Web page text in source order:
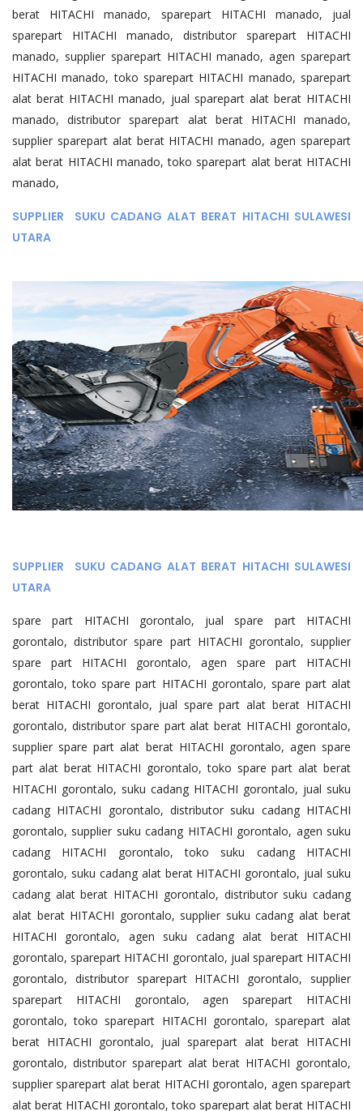
berat HITACHI manado, sparepart HITACHI manado, jual
sparepart HITACHI manado, distributor sparepart HITACHI
manado, supplier sparepart HITACHI manado, agen sparepart
HITACHI manado, toko sparepart HITACHI manado, sparepart
alat berat HITACHI manado, jual sparepart alat berat HITACHI
manado, distributor sparepart alat berat HITACHI manado,
supplier sparepart alat berat HITACHI manado, agen sparepart
alat berat HITACHI manado, toko sparepart alat berat HITACHI
manado,
SUPPLIER SUKU CADANG ALAT BERAT HITACHI SULAWESI
UTARA
SUPPLIER SUKU CADANG ALAT BERAT HITACHI SULAWESI
UTARA
spare part HITACHI gorontalo, jual spare part HITACHI
gorontalo, distributor spare part HITACHI gorontalo, supplier
spare part HITACHI gorontalo, agen spare part HITACHI
gorontalo, toko spare part HITACHI gorontalo, spare part alat
berat HITACHI gorontalo, jual spare part alat berat HITACHI
gorontalo, distributor spare part alat berat HITACHI gorontalo,
supplier spare part alat berat HITACHI gorontalo, agen spare
part alat berat HITACHI gorontalo, toko spare part alat berat
HITACHI gorontalo, suku cadang HITACHI gorontalo, jual suku
cadang HITACHI gorontalo, distributor suku cadang HITACHI
gorontalo, supplier suku cadang HITACHI gorontalo, agen suku
cadang HITACHI gorontalo, toko suku cadang HITACHI
gorontalo, suku cadang alat berat HITACHI gorontalo, jual suku
cadang alat berat HITACHI gorontalo, distributor suku cadang
alat berat HITACHI gorontalo, supplier suku cadang alat berat
HITACHI gorontalo, agen suku cadang alat berat HITACHI
gorontalo, sparepart HITACHI gorontalo, jual sparepart HITACHI
gorontalo, distributor sparepart HITACHI gorontalo, supplier
sparepart HITACHI gorontalo, agen sparepart HITACHI
gorontalo, toko sparepart HITACHI gorontalo, sparepart alat
berat HITACHI gorontalo, jual sparepart alat berat HITACHI
gorontalo, distributor sparepart alat berat HITACHI gorontalo,
supplier sparepart alat berat HITACHI gorontalo, agen sparepart
alat berat HITACHI gorontalo, toko sparepart alat berat HITACHI